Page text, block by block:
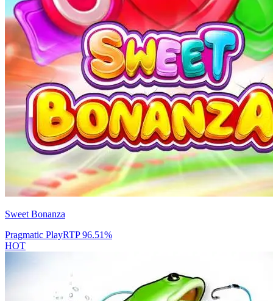
Sweet Bonanza
Pragmatic PlayRTP96.51%
HOT